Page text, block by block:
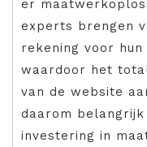
er
experts brengen
rekening voor
waardoor het
van de website
daarom
investering in